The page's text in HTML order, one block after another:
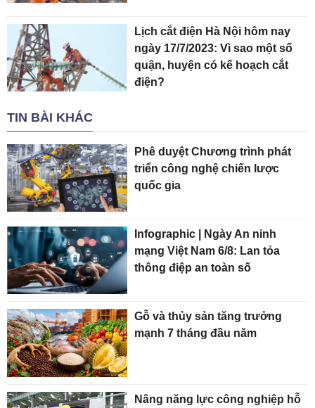
Lịch cắt điện Hà Nội hôm nay
ngày 17/7/2023: Vì sao một số
quận, huyện có kế hoạch cắt
điện?
TIN BÀI KHÁC
Phê duyệt Chương trình phát
triển công nghệ chiến lược
quốc gia
Infographic | Ngày An ninh
mạng Việt Nam 6/8: Lan tỏa
thông điệp an toàn số
Gỗ và thủy sản tăng trưởng
mạnh 7 tháng đầu năm
Nâng năng lực công nghiệp hỗ